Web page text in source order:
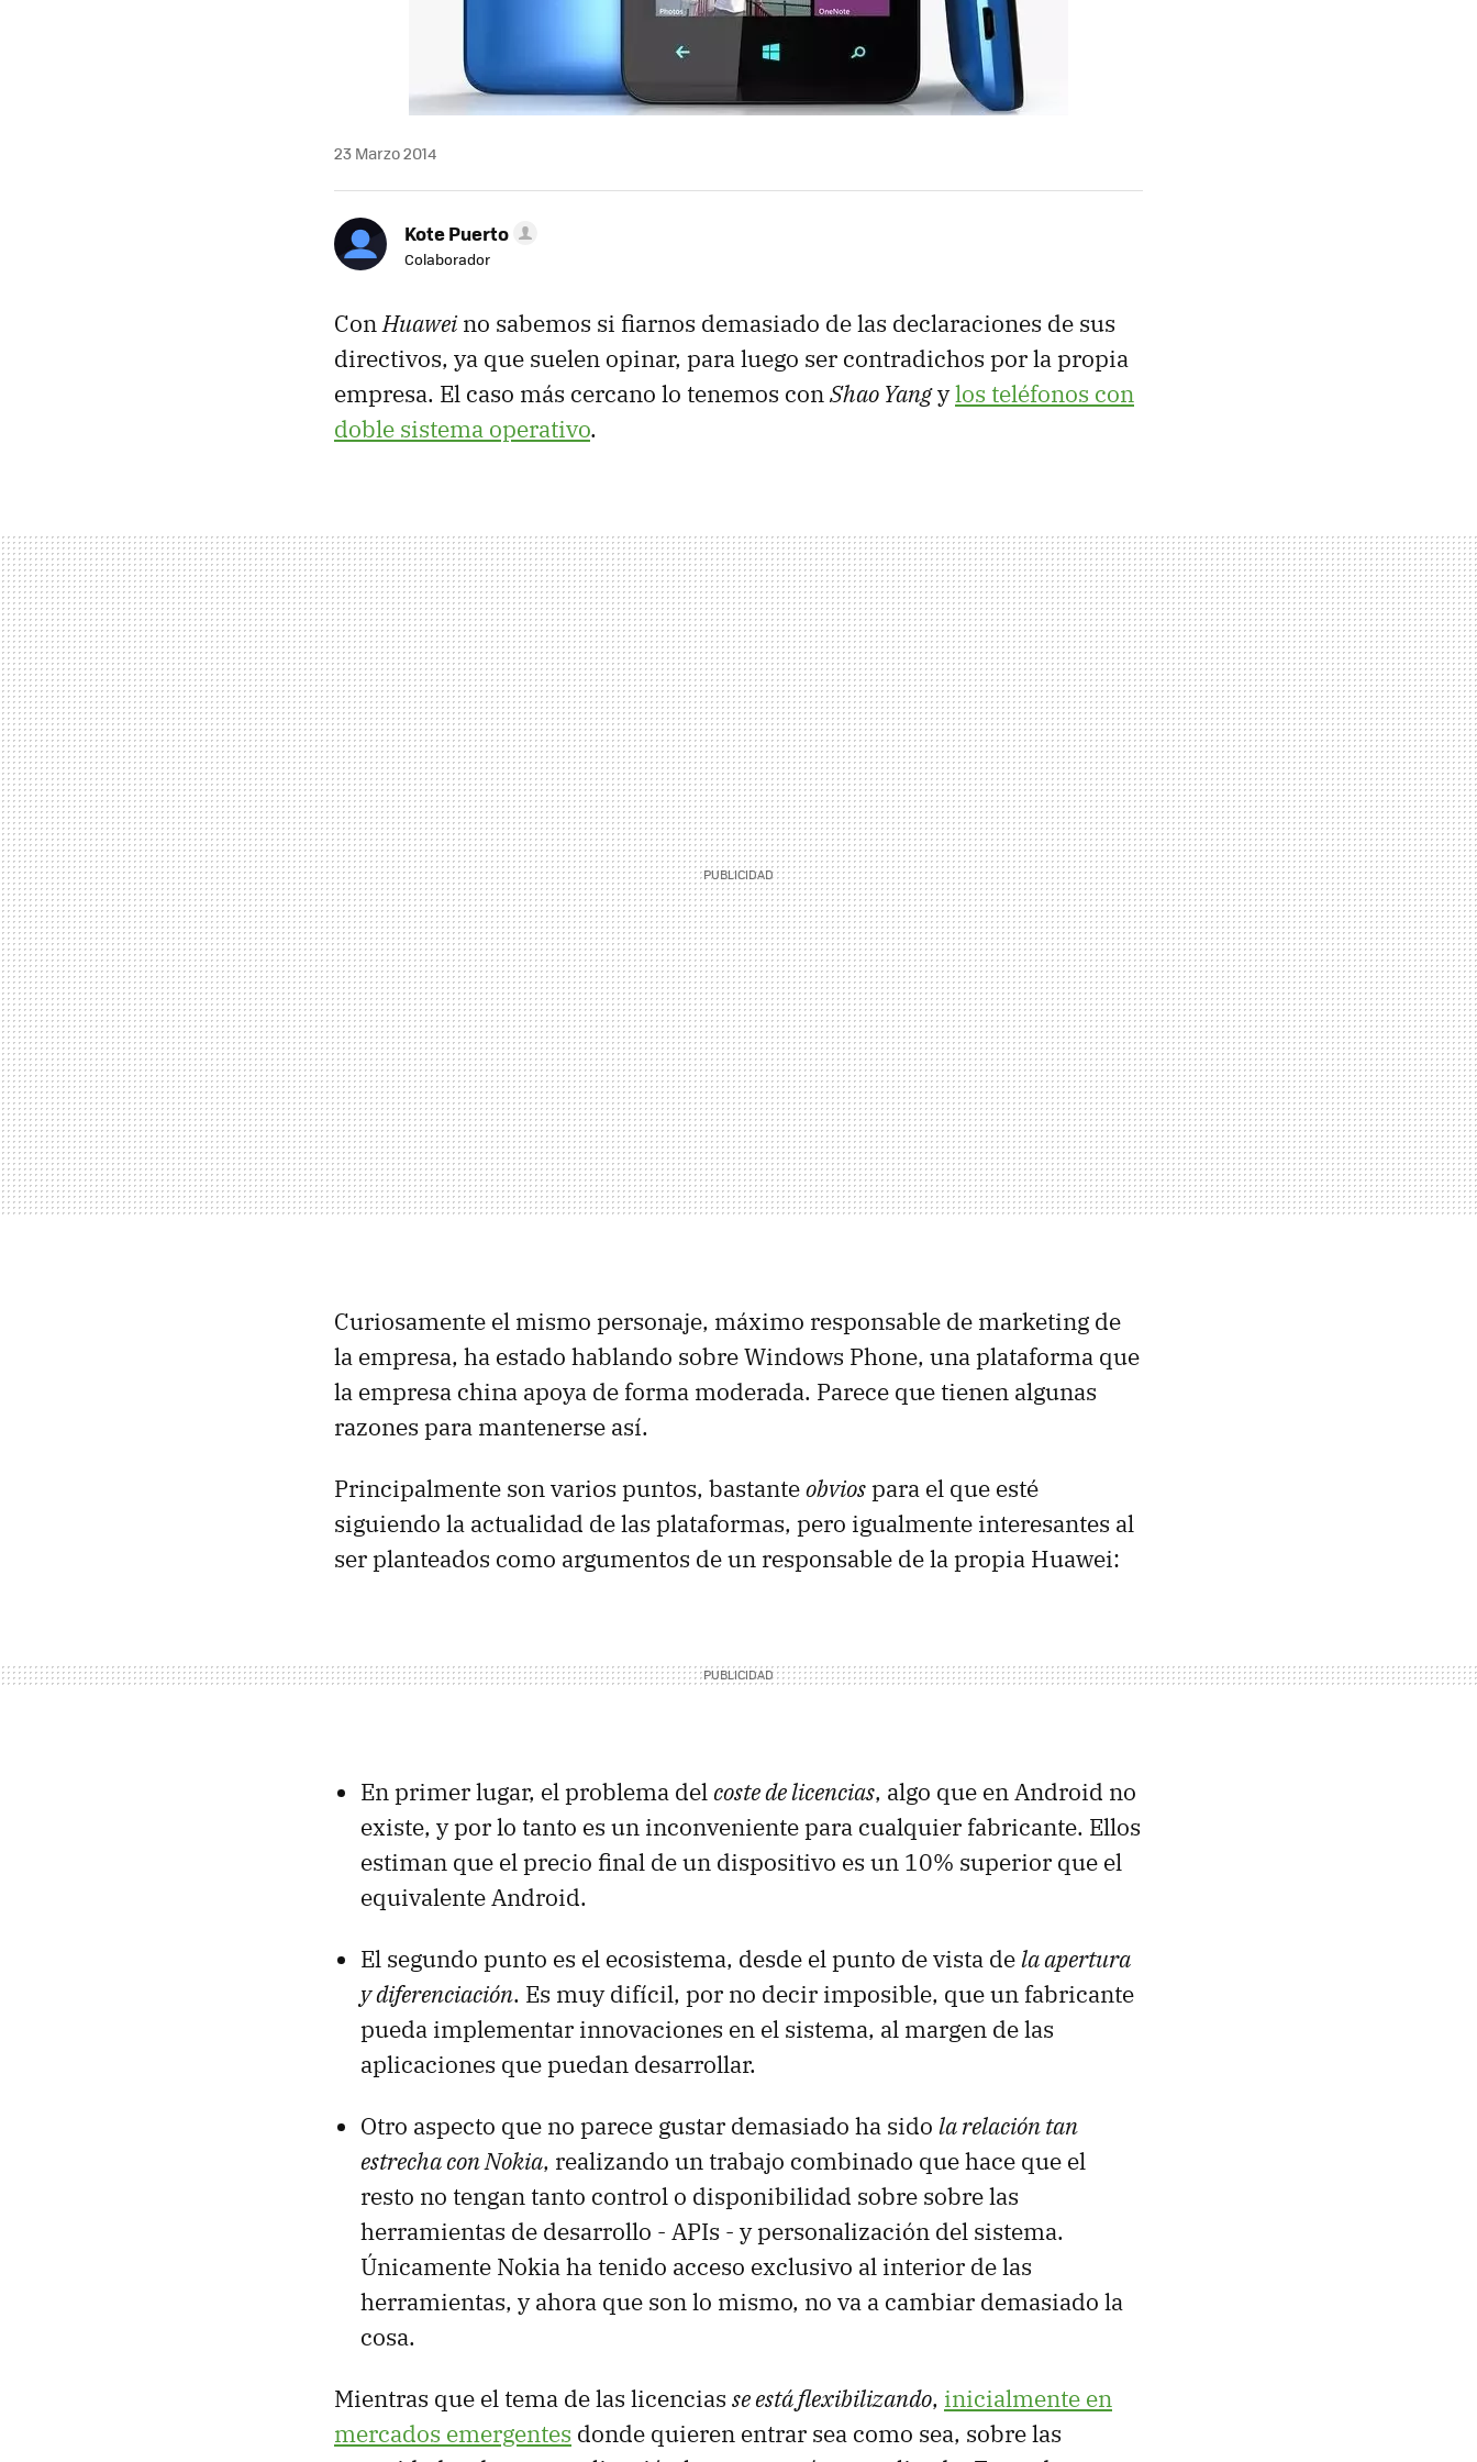
23 Marzo 2014
Kote Puerto
Colaborador
ConHuaweino sabemos si fiarnos demasiado de las declaraciones de sus
directivos, ya que suelen opinar, para luego ser contradichos por la propia
empresa. El caso más cercano lo tenemos conShao Yangylos teléfonos con
doble sistema operativo.
Curiosamente el mismo personaje, máximo responsable de marketing de
la empresa, ha estado hablando sobre Windows Phone, una plataforma que
la empresa china apoya de forma moderada. Parece que tienen algunas
razones para mantenerse así.
Principalmente son varios puntos, bastanteobviospara el que esté
siguiendo la actualidad de las plataformas, pero igualmente interesantes al
ser planteados como argumentos de un responsable de la propia Huawei:
En primer lugar, el problema del coste de licencias, algo que en Android no
existe, y por lo tanto es un inconveniente para cualquier fabricante. Ellos
estiman que el precio final de un dispositivo es un 10% superior que el
equivalente Android.
El segundo punto es el ecosistema, desde el punto de vista dela apertura
y diferenciación. Es muy difícil, por no decir imposible, que un fabricante
pueda implementar innovaciones en el sistema, al margen de las
aplicaciones que puedan desarrollar.
Otro aspecto que no parece gustar demasiado ha sido la relación tan
estrecha con Nokia, realizando un trabajo combinado que hace que el
resto no tengan tanto control o disponibilidad sobre sobre las
herramientas de desarrollo - APIs - y personalización del sistema.
Únicamente Nokia ha tenido acceso exclusivo al interior de las
herramientas, y ahora que son lo mismo, no va a cambiar demasiado la
cosa.
Mientras que el tema de las licencias se está flexibilizando, inicialmente en
mercados emergentes donde quieren entrar sea como sea, sobre las